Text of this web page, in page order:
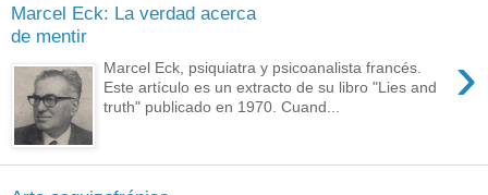
Marcel Eck: La verdad acerca
de mentir
›
Marcel Eck, psiquiatra y psicoanalista francés.
Este artículo es un extracto de su libro "Lies and
truth" publicado en 1970. Cuand...